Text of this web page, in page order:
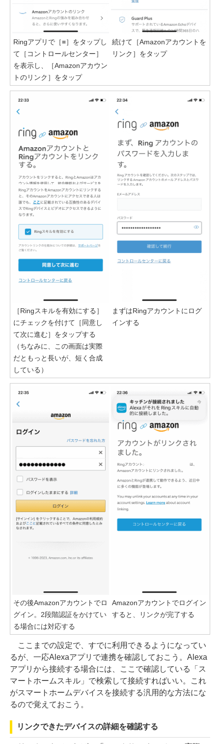
Ringアプリで［≡］をタップし
て［コントロールセンター］
を表示し、［Amazonアカウン
トのリンク］をタップ
続けて［Amazonアカウントを
リンク］をタップ
［Ringスキルを有効にする］
にチェックを付けて［同意し
て次に進む］をタップする
（ちなみに、この画面は実際
だともっと長いが、短く合成
している）
まずはRingアカウントにログ
インする
その後Amazonアカウントでロ
グイン。2段階認証をかけてい
る場合には対応する
Amazonアカウントでログイン
すると、リンクが完了する
ここまでの設定で、すでに利用できるようになってい
るが、一応Alexaアプリで連携を確認しておこう。Alexa
アプリから接続する場合には、ここで確認している「ス
マートホームスキル」で検索して接続すればいい。これ
がスマートホームデバイスを接続する汎用的な方法にな
るので覚えておこう。
リンクできたデバイスの詳細を確認する